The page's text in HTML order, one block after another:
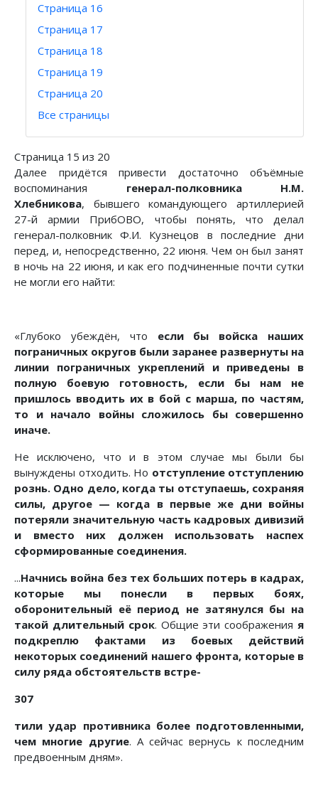
Страница 16
Страница 17
Страница 18
Страница 19
Страница 20
Все страницы
Страница 15 из 20
Далее придётся привести достаточно объёмные
воспоминания генерал-полковника Н.М.
Хлебникова, бывшего командующего артиллерией
27-й армии ПрибОВО, чтобы понять, что делал
генерал-полковник Ф.И. Кузнецов в последние дни
перед, и, непосредственно, 22 июня. Чем он был занят
в ночь на 22 июня, и как его подчиненные почти сутки
не могли его найти:
«Глубоко убеждён, что если бы войска наших
пограничных округов были заранее развернуты на
линии пограничных укреплений и приведены в
полную боевую готовность, если бы нам не
пришлось вводить их в бой с марша, по частям,
то и начало войны сложилось бы совершенно
иначе.
Не исключено, что и в этом случае мы были бы
вынуждены отходить. Но отступление отступлению
рознь. Одно дело, когда ты отступаешь, сохраняя
силы, другое — когда в первые же дни войны
потеряли значительную часть кадровых дивизий
и вместо них должен использовать наспех
сформированные соединения.
...Начнись война без тех больших потерь в кадрах,
которые мы понесли в первых боях,
оборонительный её период не затянулся бы на
такой длительный срок. Общие эти соображенияя
подкреплю фактами из боевых действий
некоторых соединений нашего фронта, которые в
силу ряда обстоятельств встре-
307
тили удар противника более подготовленными,
чем многие другие. А сейчас вернусь к последним
предвоенным дням».